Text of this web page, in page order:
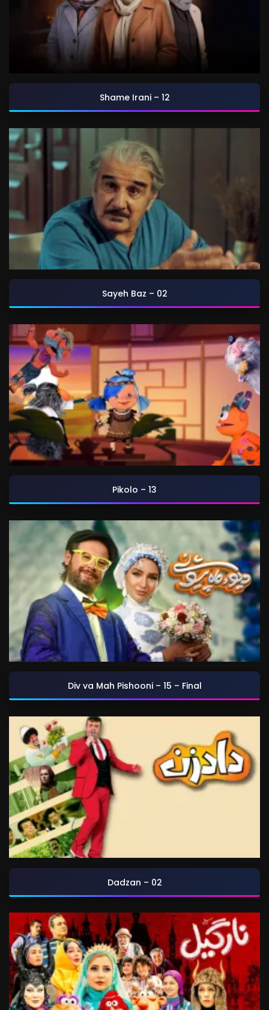
Shame Irani – 12
Sayeh Baz – 02
Pikolo – 13
Div va Mah Pishooni – 15 – Final
Dadzan – 02